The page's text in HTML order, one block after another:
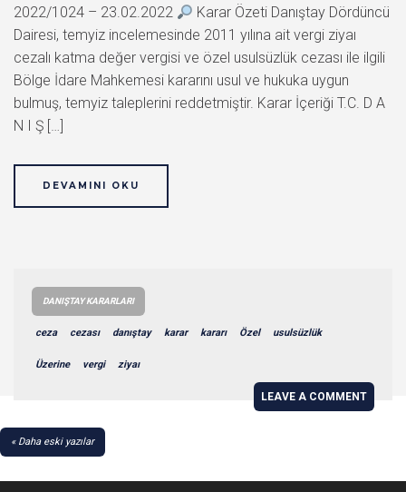
2022/1024 – 23.02.2022
Karar Özeti Danıştay Dördüncü
Dairesi, temyiz incelemesinde 2011 yılına ait vergi ziyaı
cezalı katma değer vergisi ve özel usulsüzlük cezası ile ilgili
Bölge İdare Mahkemesi kararını usul ve hukuka uygun
bulmuş, temyiz taleplerini reddetmiştir. Karar İçeriği T.C. D A
N I Ş […]
DEVAMINI OKU
DANIŞTAY KARARLARI
ceza cezası danıştay karar kararı Özel usulsüzlük
Üzerine vergi ziyaı
LEAVE A COMMENT
YAZI
Daha eski yazılar